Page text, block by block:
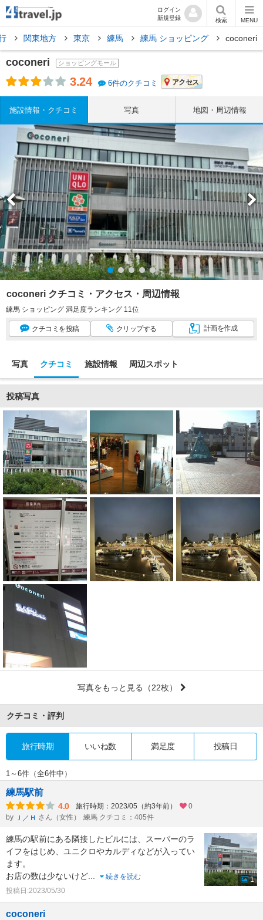
ログイン
新規登録
検索 MENU
関東地方 東京 練馬 練馬 ショッピング coconeri
coconeri ショッピングモール
3.24 6件のクチコミ アクセス
施設情報・クチコミ 写真 地図・周辺情報
coconeri クチコミ・アクセス・周辺情報
練馬 ショッピング 満足度ランキング 11位
クチコミ を投稿 クリップする 計画を作成
写真 クチコミ 施設情報 周辺スポット
投稿写真
写真をもっと見る （22枚）
クチコミ・評判
旅行時期 いいね数 満足度 投稿日
1～6件（全6件中）
練馬駅前
4.0 旅行時期：2023/05（約3年前）
0
by Ｊ／Ｈ さん（女性） 練馬 クチコミ：405件
練馬の駅前にある隣接したビルには、スーパーのラ
イフをはじめ、ユニクロやカルディなどが入ってい
ます。
お店の数は少ないけど...
続きを読む
投稿日:2023/05/30
1
coconeri